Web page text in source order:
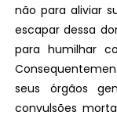
não para aliviar
escapar dessa
para humilhar
seus órgãos
convulsões